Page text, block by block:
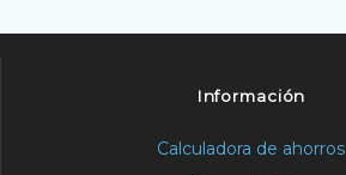
Información
Calculadora de ahorros